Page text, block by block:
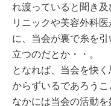
れ渡っていると聞き
リニックや美容外科
に、当会が裏で糸を
立つのだとか・・。
となれば、当会を快
からずいるであろうこ
なかには当会の活動